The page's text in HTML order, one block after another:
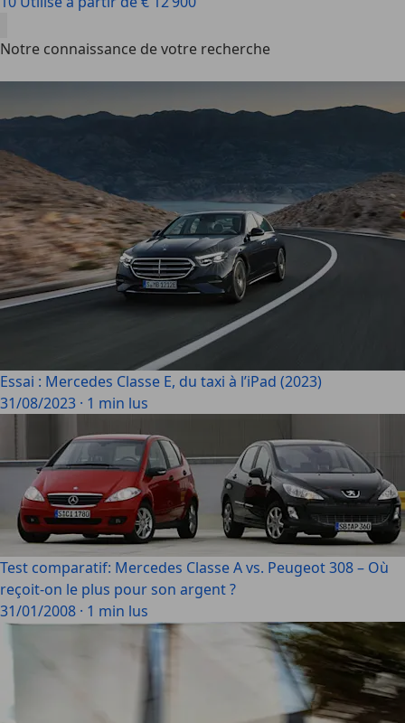
Notre connaissance de votre recherche
Essai : Mercedes Classe E, du taxi à l’iPad (2023)
31/08/2023 · 1 min lus
Test comparatif: Mercedes Classe A vs. Peugeot 308 – Où
reçoit-on le plus pour son argent ?
31/01/2008 · 1 min lus